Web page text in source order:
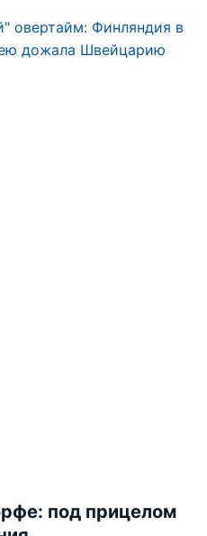
овертайм: Финляндия в
дожала Швейцарию
под прицелом